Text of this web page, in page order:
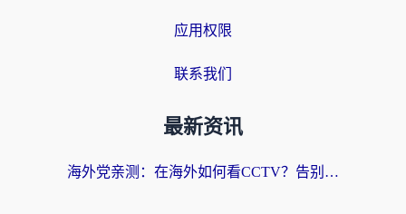
应用权限
联系我们
最新资讯
海外党亲测：在海外如何看CCTV？告别“仅限大陆播放”的实用指南